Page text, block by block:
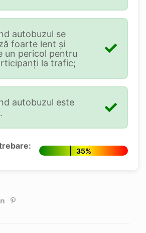
autobuzul se
foarte lent şi
un pericol pentru
la trafic;
autobuzul este
35%